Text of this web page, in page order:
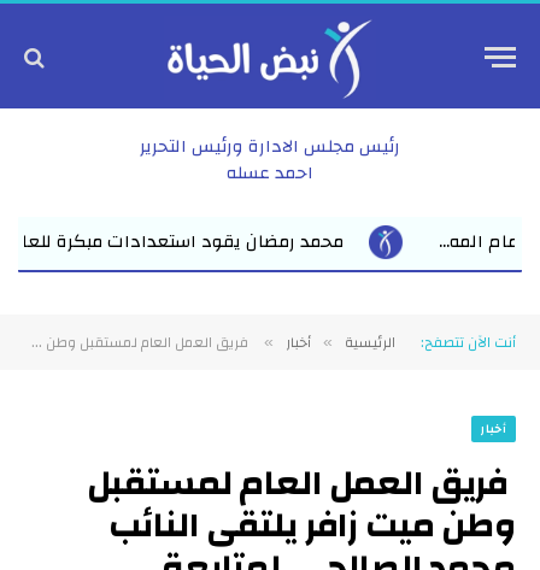
رئيس مجلس الادارة ورئيس التحرير
احمد عسله
استعدادات مبكرة للعام الدراسي الجديد بفاقوس لقاء موسع
أنت الآن تتصفح: الرئيسية » أخبار » فريق العمل العام لمستقبل وطن ميت زافر يلتقى النائب محمد الصالحي لمتابعة المشروعات الخدمية
أخبار
فريق العمل العام لمستقبل
وطن ميت زافر يلتقى النائب